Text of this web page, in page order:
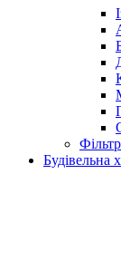
Будівельна